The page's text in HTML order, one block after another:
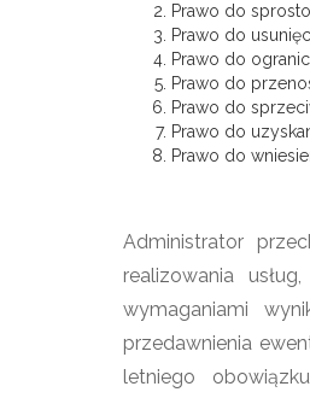
Prawo do
Prawo do
Prawo do
Prawo do
Prawo do
Prawo do
Prawo do
Administrator
realizowania
wymaganiami
przedawnienia
letniego